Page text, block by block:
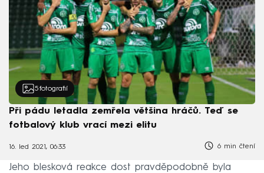
5 fotografií
Při pádu letadla zemřela většina hráčů. Teď se
fotbalový klub vrací mezi elitu
16. led 2021, 06:33 6 min čtení
Jeho blesková reakce dost pravděpodobně byla